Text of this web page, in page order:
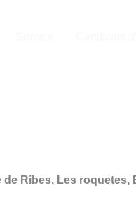
de Ribes, Les roquetes,